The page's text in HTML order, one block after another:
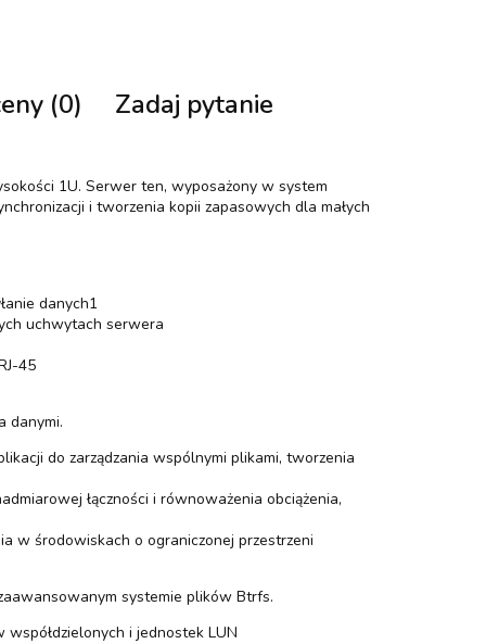
(0) Zadaj pytanie
1U. Serwer ten, wyposażony w system
i tworzenia kopii zapasowych dla małych
danych1
uchwytach serwera
45
danymi.
do zarządzania wspólnymi plikami, tworzenia
łączności i równoważenia obciążenia,
w środowiskach o ograniczonej przestrzeni
systemie plików Btrfs.
i jednostek LUN